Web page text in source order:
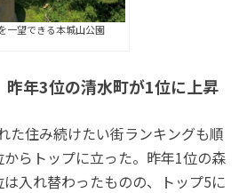
一望できる本城山公園
年3位の清水町が1位に上昇
た住み続けたい街ランキングも順
らトップに立った。昨年1位の森
入れ替わったものの、トップ5に